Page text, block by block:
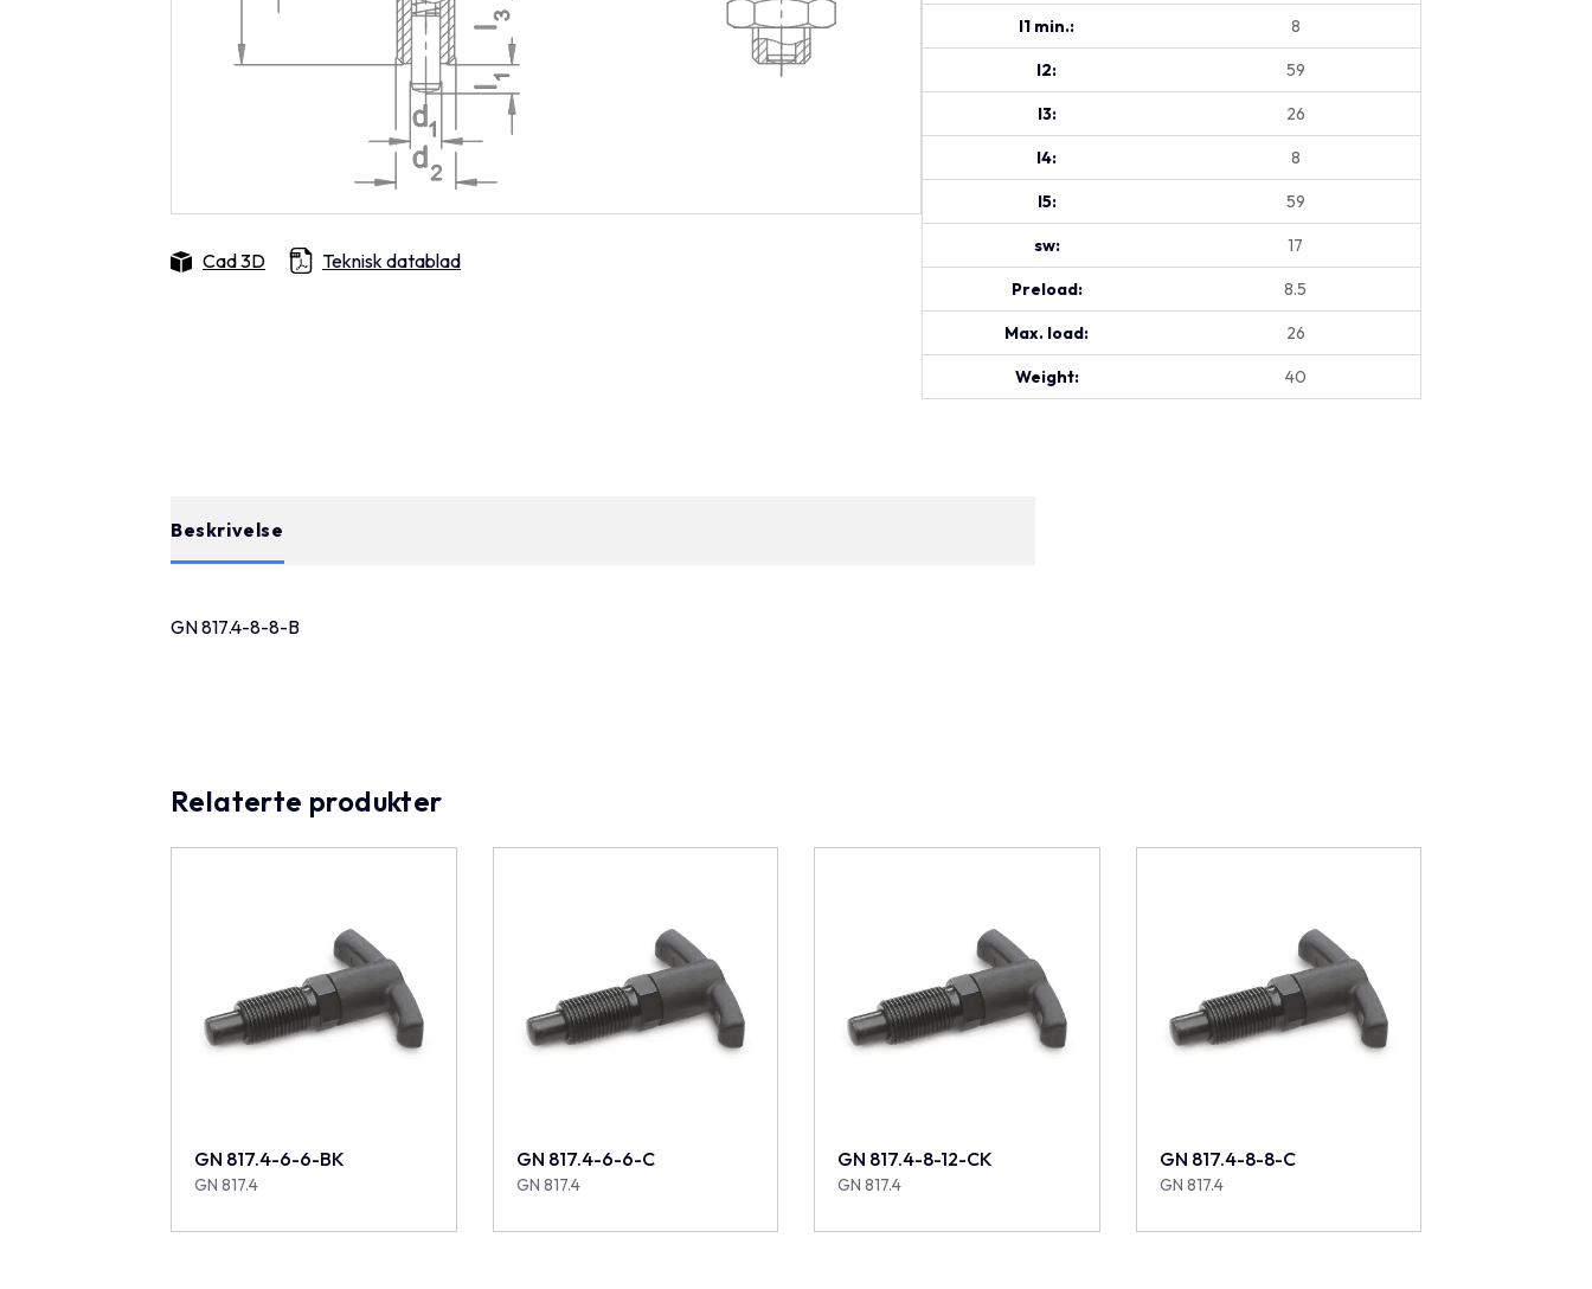
l1 min.: 8
l2: 59
l3: 26
l4: 8
l5: 59
sw: 17
Preload: 8.5
Max. load: 26
Weight: 40
Cad 3D Teknisk datablad
Beskrivelse
GN 817.4-8-8-B
Relaterte produkter
GN 817.4-6-6-BK
GN 817.4
GN 817.4-6-6-C
GN 817.4
GN 817.4-8-12-CK
GN 817.4
GN 817.4-8-8-C
GN 817.4